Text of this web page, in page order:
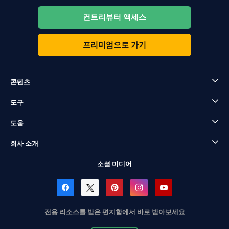
컨트리뷰터 액세스
프리미엄으로 가기
콘텐츠
도구
도움
회사 소개
소셜 미디어
전용 리소스를 받은 편지함에서 바로 받아보세요